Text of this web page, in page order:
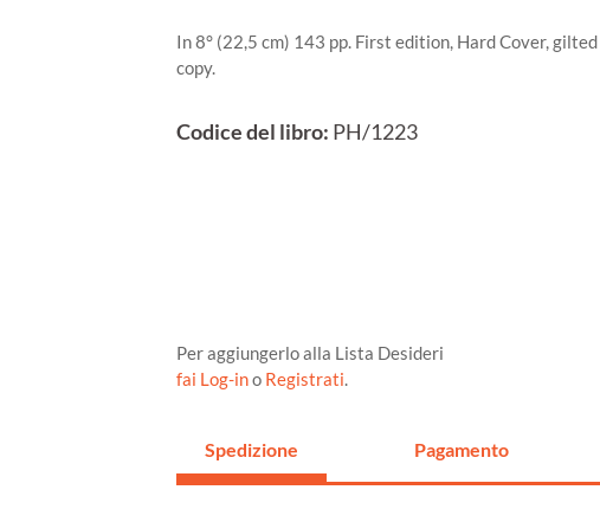
In 8° (22,5 cm) 143 pp. First edition, Hard Cover,
copy.
Codice del libro: PH/1223
Per aggiungerlo alla Lista Desideri
fai Log-ino Registrati.
Spedizione Pagamento